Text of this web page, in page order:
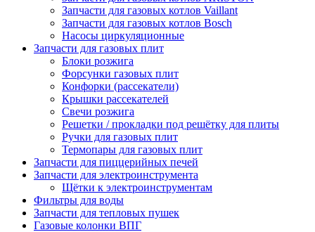
Запчасти для газовых котлов Vaillant
Запчасти для газовых котлов Bosch
Насосы циркуляционные
Запчасти для газовых плит
Блоки розжига
Форсунки газовых плит
Конфорки (рассекатели)
Крышки рассекателей
Свечи розжига
Решетки / прокладки под решётку для плиты
Ручки для газовых плит
Термопары для газовых плит
Запчасти для пиццерийных печей
Запчасти для электроинструмента
Щётки к электроинструментам
Фильтры для воды
Запчасти для тепловых пушек
Газовые колонки ВПГ